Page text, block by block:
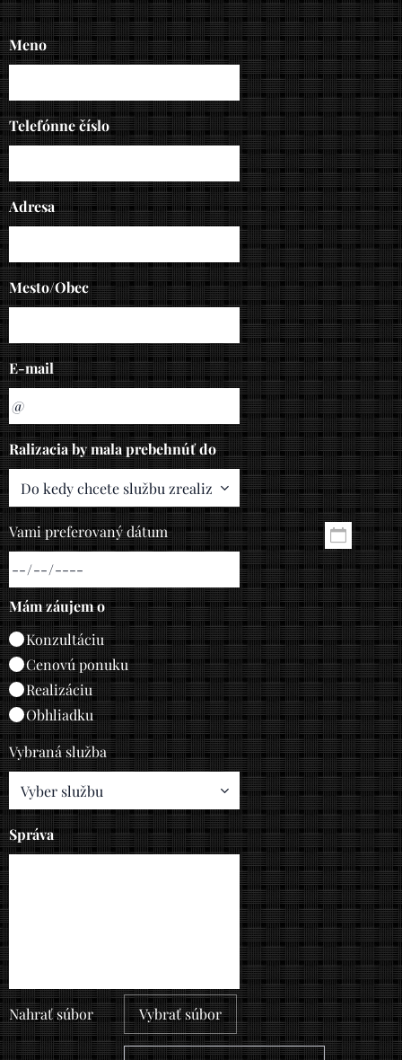
Meno
Telefónne číslo
Adresa
Mesto/Obec
E-mail
Ralizacia by mala prebehnúť do
Vami preferovaný dátum
Mám záujem o
Konzultáciu
Cenovú ponuku
Realizáciu
Obhliadku
Vybraná služba
Správa
Nahrať súbor Vybrať súbor